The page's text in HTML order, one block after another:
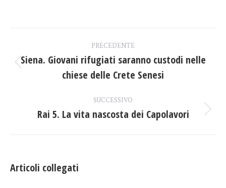
tra
post
PRECEDENTE
Post
precedente:
Siena. Giovani rifugiati saranno custodi nelle
chiese delle Crete Senesi
SUCCESSIVO
Prossimo
Rai 5. La vita nascosta dei Capolavori
Articoli collegati